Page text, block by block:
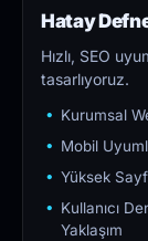
Hatay
Hızlı, SEO
tasarlıyoruz.
Kurumsal
Mobil
Yüksek
Kullanıcı
Yaklaşım